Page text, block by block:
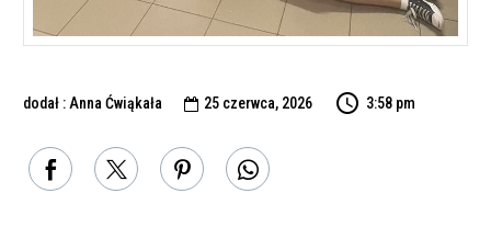
dodał : Anna Ćwiąkała  25 czerwca, 2026 3:58 pm